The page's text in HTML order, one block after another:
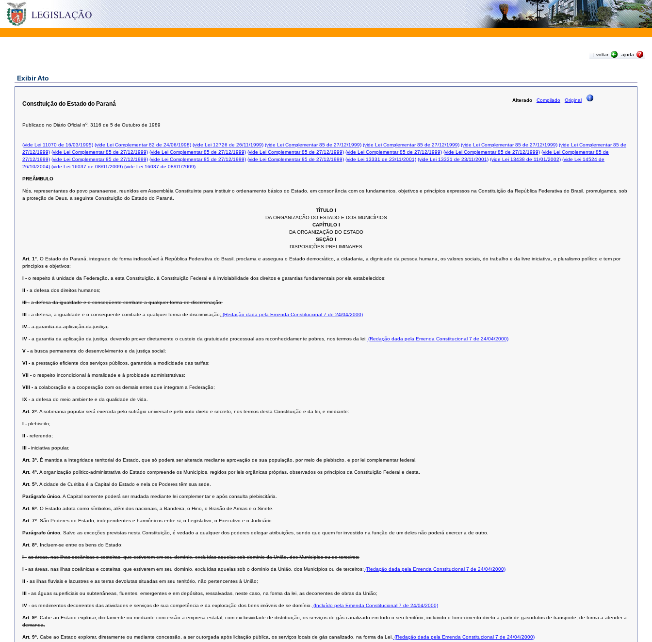
| voltar ajuda
Exibir Ato
Alterado Compilado Original
Constituição do Estado do Paraná
Publicado no Diário Oficial no. 3116 de 5 de Outubro de 1989
(vide Lei 11070 de 16/03/1995) (vide Lei Complementar 82 de 24/06/1998) (vide Lei 12726 de 26/11/1999) (vide Lei Complementar 85 de 27/12/1999) (vide Lei Complementar 85 de 27/12/1999) (vide Lei Complementar 85 de 27/12/1999) (vide Lei Complementar 85 de
27/12/1999) (vide Lei Complementar 85 de 27/12/1999) (vide Lei Complementar 85 de 27/12/1999) (vide Lei Complementar 85 de 27/12/1999) (vide Lei Complementar 85 de 27/12/1999) (vide Lei Complementar 85 de 27/12/1999) (vide Lei Complementar 85 de
27/12/1999) (vide Lei Complementar 85 de 27/12/1999) (vide Lei Complementar 85 de 27/12/1999) (vide Lei Complementar 85 de 27/12/1999) (vide Lei 13331 de 23/11/2001) (vide Lei 13331 de 23/11/2001) (vide Lei 13438 de 11/01/2002) (vide Lei 14524 de
26/10/2004) (vide Lei 16037 de 08/01/2009) (vide Lei 16037 de 08/01/2009)
PREÂMBULO
Nós, representantes do povo paranaense, reunidos em Assembléia Constituinte para instituir o ordenamento básico do Estado, em consonância com os fundamentos, objetivos e princípios expressos na Constituição da República Federativa do Brasil, promulgamos, sob
a proteção de Deus, a seguinte Constituição do Estado do Paraná.
TÍTULO I
DA ORGANIZAÇÃO DO ESTADO E DOS MUNICÍPIOS
CAPÍTULO I
DA ORGANIZAÇÃO DO ESTADO
SEÇÃO I
DISPOSIÇÕES PRELIMINARES
Art. 1°. O Estado do Paraná, integrado de forma indissolúvel à República Federativa do Brasil, proclama e assegura o Estado democrático, a cidadania, a dignidade da pessoa humana, os valores sociais, do trabalho e da livre iniciativa, o pluralismo político e tem por
princípios e objetivos:
I - o respeito à unidade da Federação, a esta Constituição, à Constituição Federal e à inviolabilidade dos direitos e garantias fundamentais por ela estabelecidos;
II - a defesa dos direitos humanos;
III - a defesa da igualdade e o conseqüente combate a qualquer forma de discriminação;
III - a defesa, a igualdade e o conseqüente combate a qualquer forma de discriminação; (Redação dada pela Emenda Constitucional 7 de 24/04/2000)
IV - a garantia da aplicação da justiça;
IV - a garantia da aplicação da justiça, devendo prover diretamente o custeio da gratuidade processual aos reconhecidamente pobres, nos termos da lei; (Redação dada pela Emenda Constitucional 7 de 24/04/2000)
V - a busca permanente do desenvolvimento e da justiça social;
VI - a prestação eﬁciente dos serviços públicos, garantida a modicidade das tarifas;
VII - o respeito incondicional à moralidade e à probidade administrativas;
VIII - a colaboração e a cooperação com os demais entes que integram a Federação;
IX - a defesa do meio ambiente e da qualidade de vida.
Art. 2º. A soberania popular será exercida pelo sufrágio universal e pelo voto direto e secreto, nos termos desta Constituição e da lei, e mediante:
I - plebiscito;
II - referendo;
III - iniciativa popular.
Art. 3º. É mantida a integridade territorial do Estado, que só poderá ser alterada mediante aprovação de sua população, por meio de plebiscito, e por lei complementar federal.
Art. 4º. A organização político-administrativa do Estado compreende os Municípios, regidos por leis orgânicas próprias, observados os princípios da Constituição Federal e desta.
Art. 5º. A cidade de Curitiba é a Capital do Estado e nela os Poderes têm sua sede.
Parágrafo único. A Capital somente poderá ser mudada mediante lei complementar e após consulta plebiscitária.
Art. 6º. O Estado adota como símbolos, além dos nacionais, a Bandeira, o Hino, o Brasão de Armas e o Sinete.
Art. 7º. São Poderes do Estado, independentes e harmônicos entre si, o Legislativo, o Executivo e o Judiciário.
Parágrafo único. Salvo as exceções previstas nesta Constituição, é vedado a qualquer dos poderes delegar atribuições, sendo que quem for investido na função de um deles não poderá exercer a de outro.
Art. 8º. Incluem-se entre os bens do Estado:
I - as áreas, nas ilhas oceânicas e costeiras, que estiverem em seu domínio, excluídas aquelas sob domínio da União, dos Municípios ou de terceiros;
I - as áreas, nas ilhas oceânicas e costeiras, que estiverem em seu domínio, excluídas aquelas sob o domínio da União, dos Municípios ou de terceiros; (Redação dada pela Emenda Constitucional 7 de 24/04/2000)
II - as ilhas ﬂuviais e lacustres e as terras devolutas situadas em seu território, não pertencentes à União;
III - as águas superﬁciais ou subterrâneas, ﬂuentes, emergentes e em depósitos, ressalvadas, neste caso, na forma da lei, as decorrentes de obras da União;
IV - os rendimentos decorrentes das atividades e serviços de sua competência e da exploração dos bens imóveis de se domínio. (Incluído pela Emenda Constitucional 7 de 24/04/2000)
Art. 9º. Cabe ao Estado explorar, diretamente ou mediante concessão a empresa estatal, com exclusividade de distribuição, os serviços de gás canalizado em todo o seu território, incluindo o fornecimento direto a partir de gasodutos de transporte, de forma a atender a
demanda.
Art. 9º. Cabe ao Estado explorar, diretamente ou mediante concessão, a ser outorgada após licitação pública, os serviços locais de gás canalizado, na forma da Lei. (Redação dada pela Emenda Constitucional 7 de 24/04/2000)